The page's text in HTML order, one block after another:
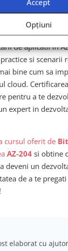
Opțiuni
AZ-204
de formare care
de aplicatii in
si scenarii
bine cum sa
cloud. Certificarea
pentru a te
expert in
cursul oferit de
AZ-204 si obtine
deveni un
de a te
elaborat cu